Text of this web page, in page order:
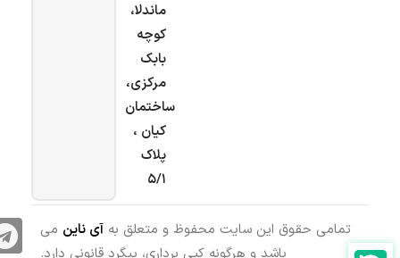
ماندلا،
کوچه
بابک
مرکزی،
ساختمان
کیان ،
پلاک
۵/۱
تمامی حقوق این سایت محفوظ و متعلق به آی ناین می